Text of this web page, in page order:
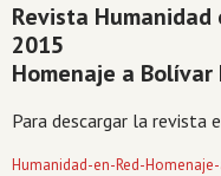
Revista Humanidad
2015
Homenaje a Bolívar
Para descargar la revista
Humanidad-en-Red-